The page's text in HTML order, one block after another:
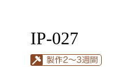
IP-027